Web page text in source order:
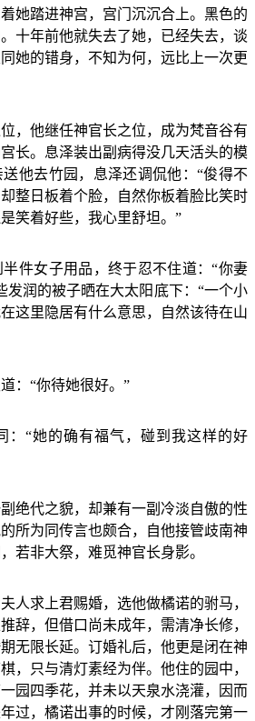
她踏进神宫，宫门沉沉合上。黑色的
十年前他就失去了她，已经失去，谈
她的错身，不知为何，远比上一次更
，他继任神官长之位，成为梵音谷有
长。息泽装出副病得没几天活头的模
他去竹园，息泽还调侃他：“俊得不
整日板着个脸，自然你板着脸比笑时
笑着好些，我心里舒坦。”
件女子用品，终于忍不住道：“你妻
发润的被子晒在大太阳底下：“一个小
这里隐居有什么意思，自然该待在山
：“你待她很好。”
：“她的确有福气，碰到我这样的好
绝代之貌，却兼有一副冷淡自傲的性
所为同传言也颇合，自他接管歧南神
若非大祭，难觅神官长身影。
人求上君赐婚，选他做橘诺的驸马，
辞，但借口尚未成年，需清净长修，
无限长延。订婚礼后，他更是闭在神
，只与清灯素经为伴。他住的园中，
园四季花，并未以天泉水浇灌，因而
过，橘诺出事的时候，才刚落完第一